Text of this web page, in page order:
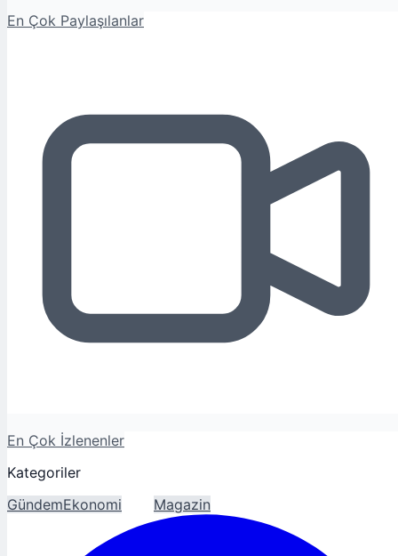
En Çok Paylaşılanlar
En Çok İzlenenler
Kategoriler
GündemEkonomi Magazin